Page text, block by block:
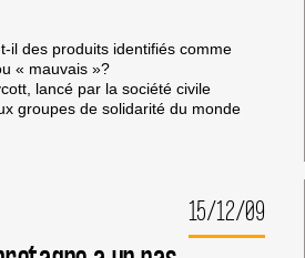
il des produits identifiés comme
« mauvais »?
lancé par la société civile
groupes de solidarité du monde
15/12/09